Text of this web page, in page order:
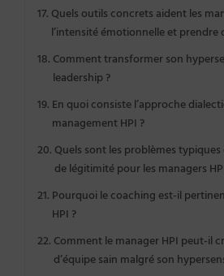
Quels outils concrets aident les
l’intensité émotionnelle et prendre
Comment transformer son
leadership ?
En quoi consiste l’approche
management HPI ?
Quels sont les problèmes
de légitimité pour les managers
Pourquoi le coaching est-il
HPI ?
Comment le manager HPI peut-il
d’équipe sain malgré son